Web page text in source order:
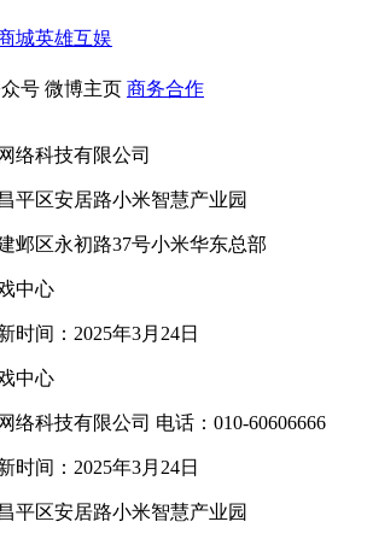
城英雄互娱
号 微博主页 商务合作
络科技有限公司
平区安居路小米智慧产业园
邺区永初路37号小米华东总部
中心
时间：2025年3月24日
中心
络科技有限公司 电话：010-60606666
时间：2025年3月24日
平区安居路小米智慧产业园